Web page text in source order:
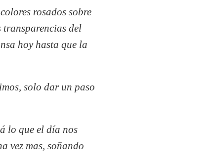
rosados sobre
del
hoy hasta que la
solo dar un paso
lo que el día nos
vez mas, soñando